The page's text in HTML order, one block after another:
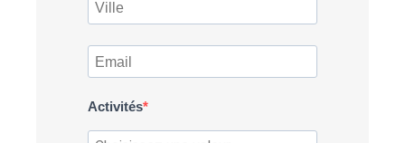
Activités